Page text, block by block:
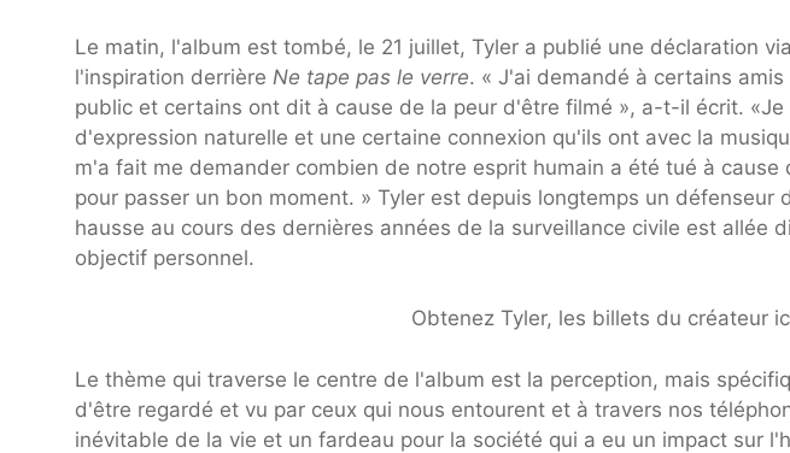
Le matin, l'album est tombé, le 21 juillet, Tyler a publié une déclaration
l'inspiration derrière Ne tape pas le verre. « J'ai demandé à certains
public et certains ont dit à cause de la peur d'être filmé », a-t-il écrit.
d'expression naturelle et une certaine connexion qu'ils ont avec la
m'a fait me demander combien de notre esprit humain a été tué à
pour passer un bon moment. » Tyler est depuis longtemps un défenseur
hausse au cours des dernières années de la surveillance civile est allée
objectif personnel.
Obtenez Tyler, les billets du créateur
Le thème qui traverse le centre de l'album est la perception, mais
d'être regardé et vu par ceux qui nous entourent et à travers nos
inévitable de la vie et un fardeau pour la société qui a eu un impact sur